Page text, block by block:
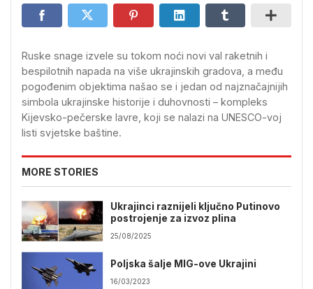
Ruske snage izvele su tokom noći novi val raketnih i
bespilotnih napada na više ukrajinskih gradova, a među
pogođenim objektima našao se i jedan od najznačajnijih
simbola ukrajinske historije i duhovnosti – kompleks
Kijevsko-pečerske lavre, koji se nalazi na UNESCO-voj
listi svjetske baštine.
MORE STORIES
Ukrajinci raznijeli ključno Putinovo
postrojenje za izvoz plina
25/08/2025
Poljska šalje MIG-ove Ukrajini
16/03/2023